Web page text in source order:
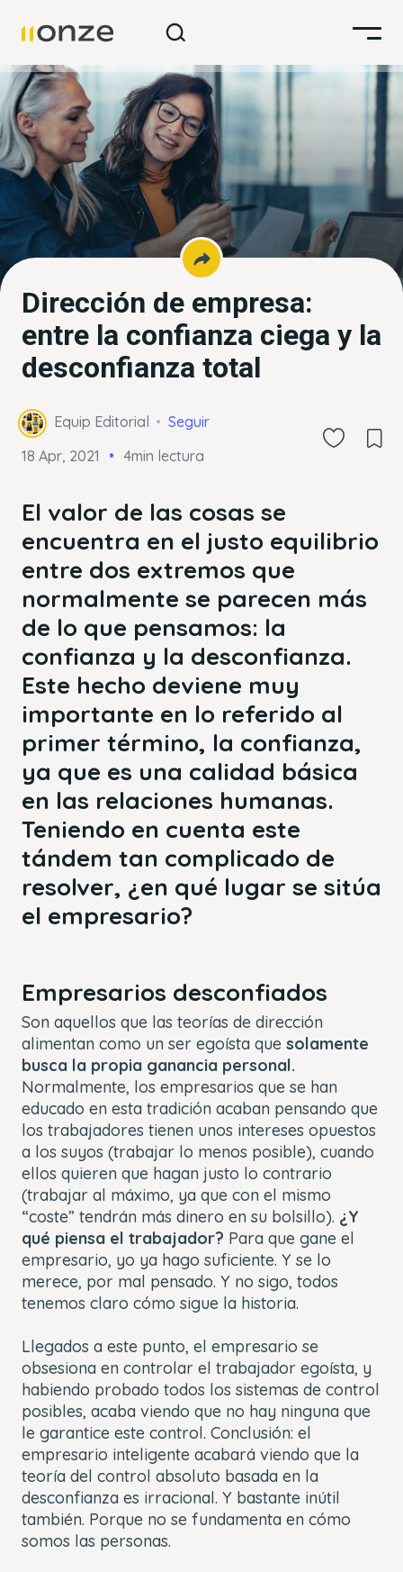
Dirección de empresa:
entre la confianza ciega y la
desconfianza total
Equip Editorial
Seguir
18 Apr, 2021
4min lectura
El valor de las cosas se
encuentra en el justo equilibrio
entre dos extremos que
normalmente se parecen más
de lo que pensamos: la
confianza y la desconfianza.
Este hecho deviene muy
importante en lo referido al
primer término, la confianza,
ya que es una calidad básica
en las relaciones humanas.
Teniendo en cuenta este
tándem tan complicado de
resolver, ¿en qué lugar se sitúa
el empresario?
Empresarios desconfiados
Son aquellos que las teorías de dirección
alimentan como un ser egoísta que solamente
busca la propia ganancia personal.
Normalmente, los empresarios que se han
educado en esta tradición acaban pensando que
los trabajadores tienen unos intereses opuestos
a los suyos (trabajar lo menos posible), cuando
ellos quieren que hagan justo lo contrario
(trabajar al máximo, ya que con el mismo
“coste” tendrán más dinero en su bolsillo). ¿Y
qué piensa el trabajador? Para que gane el
empresario, yo ya hago suficiente. Y se lo
merece, por mal pensado. Y no sigo, todos
tenemos claro cómo sigue la historia.
Llegados a este punto, el empresario se
obsesiona en controlar el trabajador egoísta, y
habiendo probado todos los sistemas de control
posibles, acaba viendo que no hay ninguna que
le garantice este control. Conclusión: el
empresario inteligente acabará viendo que la
teoría del control absoluto basada en la
desconfianza es irracional. Y bastante inútil
también. Porque no se fundamenta en cómo
somos las personas.